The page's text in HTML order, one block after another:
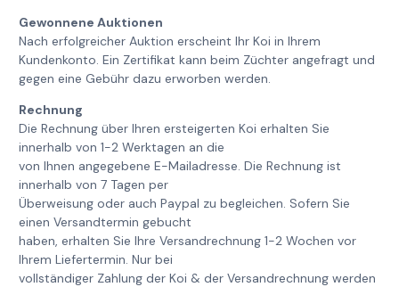
Gewonnene Auktionen
Nach erfolgreicher Auktion erscheint Ihr Koi in Ihrem
Kundenkonto. Ein Zertifikat kann beim Züchter angefragt und
gegen eine Gebühr dazu erworben werden.
Rechnung
Die Rechnung über Ihren ersteigerten Koi erhalten Sie
innerhalb von 1-2 Werktagen an die
von Ihnen angegebene E-Mailadresse. Die Rechnung ist
innerhalb von 7 Tagen per
Überweisung oder auch Paypal zu begleichen. Sofern Sie
einen Versandtermin gebucht
haben, erhalten Sie Ihre Versandrechnung 1-2 Wochen vor
Ihrem Liefertermin. Nur bei
vollständiger Zahlung der Koi & der Versandrechnung werden